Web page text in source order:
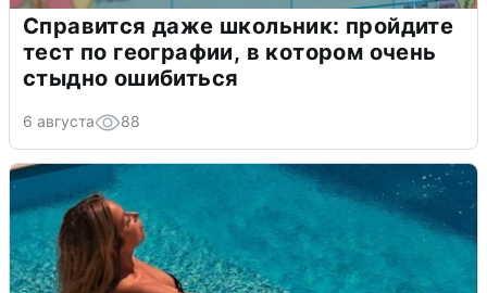
Справится даже школьник: пройдите
тест по географии, в котором очень
стыдно ошибиться
6 августа 88